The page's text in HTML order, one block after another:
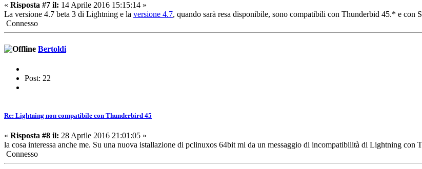
« Risposta #7 il: 14 Aprile 2016 15:15:14 »
La versione 4.7 beta 3 di Lightning e la versione 4.7, quando sarà resa disponibile, sono compatibili con Thunderbid 45.* e con
Connesso
Bertoldi
Post: 22
Re: Lightning non compatibile con Thunderbird 45
« Risposta #8 il: 28 Aprile 2016 21:01:05 »
la cosa interessa anche me. Su una nuova istallazione di pclinuxos 64bit mi da un messaggio di incompatibilità di Lightning
Connesso